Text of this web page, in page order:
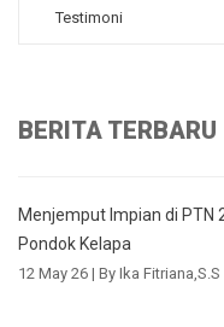
Testimoni
BERITA TERBARU
Menjemput Impian di PTN
Pondok Kelapa
12 May 26 | By Ika Fitriana,S.S